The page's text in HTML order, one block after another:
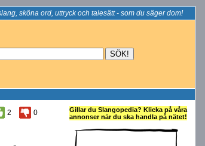
sköna ord, uttryck och talesätt - som du säger dom!
2
0
Gillar du Slangopedia? Klicka på våra
annonser när du ska handla på nätet!